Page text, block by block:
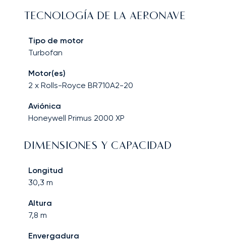
TECNOLOGÍA DE LA AERONAVE
Tipo de motor
Turbofan
Motor(es)
2 x Rolls-Royce BR710A2-20
Aviónica
Honeywell Primus 2000 XP
DIMENSIONES Y CAPACIDAD
Longitud
30,3 m
Altura
7,8 m
Envergadura